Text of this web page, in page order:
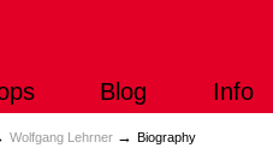
Blog Info
Wolfgang Lehrner →Biography